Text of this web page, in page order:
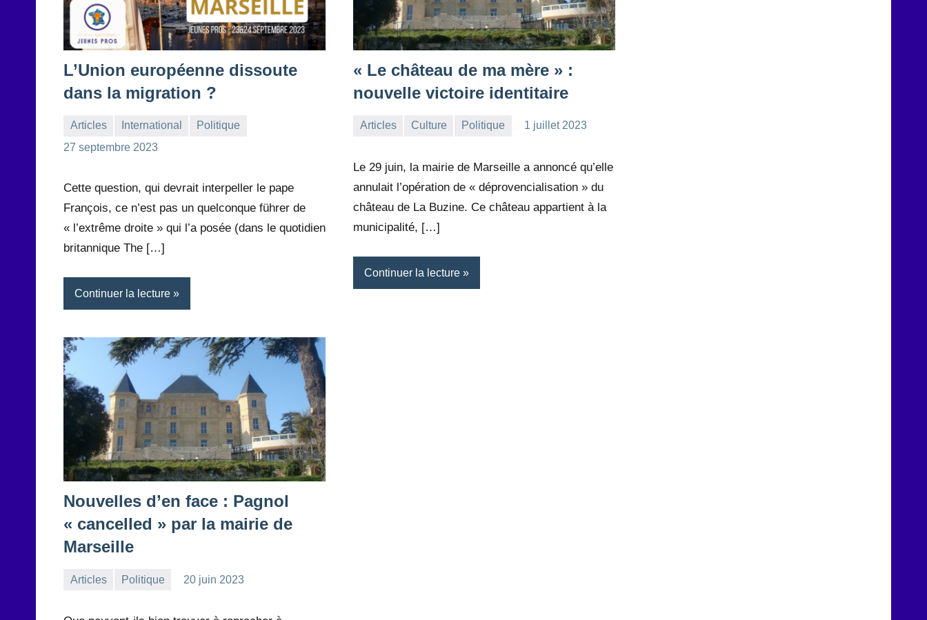
L’Union européenne dissoute
dans la migration ?
Articles International
Politique
27 septembre 2023
la
1
Cette question, qui devrait interpeller le pape
François, ce n’est pas un quelconque führer de
« l’extrême droite » qui l’a posée (dans le quotidien
britannique The […]
Continuer la lecture
« Le château de ma mère » :
nouvelle victoire identitaire
Articles Culture Politique
1 juillet 2023
Le 29 juin, la mairie de Marseille a annoncé qu’elle
annulait l’opération de « déprovencialisation » du
château de La Buzine. Ce château appartient à la
municipalité, […]
Continuer la lecture
Nouvelles d’en face : Pagnol
« cancelled » par la mairie de
Marseille
Articles Politique
20 juin 2023